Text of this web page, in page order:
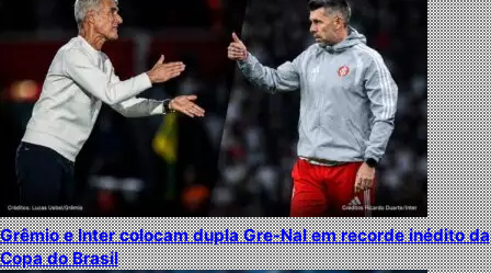
Grêmio e Inter colocam dupla Gre-Nal em recorde inédito da
Copa do Brasil